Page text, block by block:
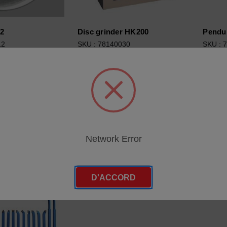
pour
Disc grinder HK200
SKU : 78140030
connaître les tarifs
SKU :
Network Error
D'ACCORD